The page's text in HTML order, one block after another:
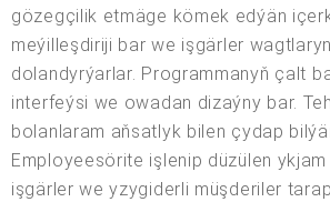
gözegçilik etmäge kömek edýän
meýilleşdiriji bar we işgärler
dolandyrýarlar. Programmanyň çalt
interfeýsi we owadan dizaýny bar.
bolanlaram aňsatlyk bilen çydap
Employeesörite işlenip düzülen
işgärler we yzygiderli müşderiler